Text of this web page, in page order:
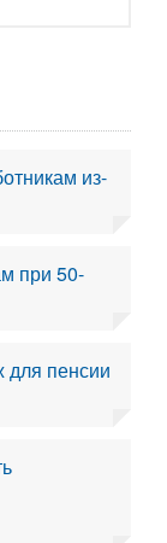
из-
при 50-
для пенсии